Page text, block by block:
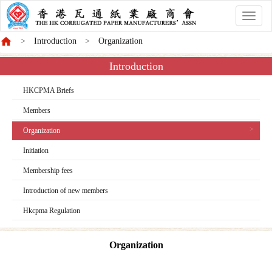
香
港
會
Introduction Organization
Introduction
HKCPMA Briefs
Members
Organization
Initiation
Membership fees
Introduction of new members
Hkcpma Regulation
Organization